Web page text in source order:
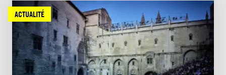
ACTUALITÉ